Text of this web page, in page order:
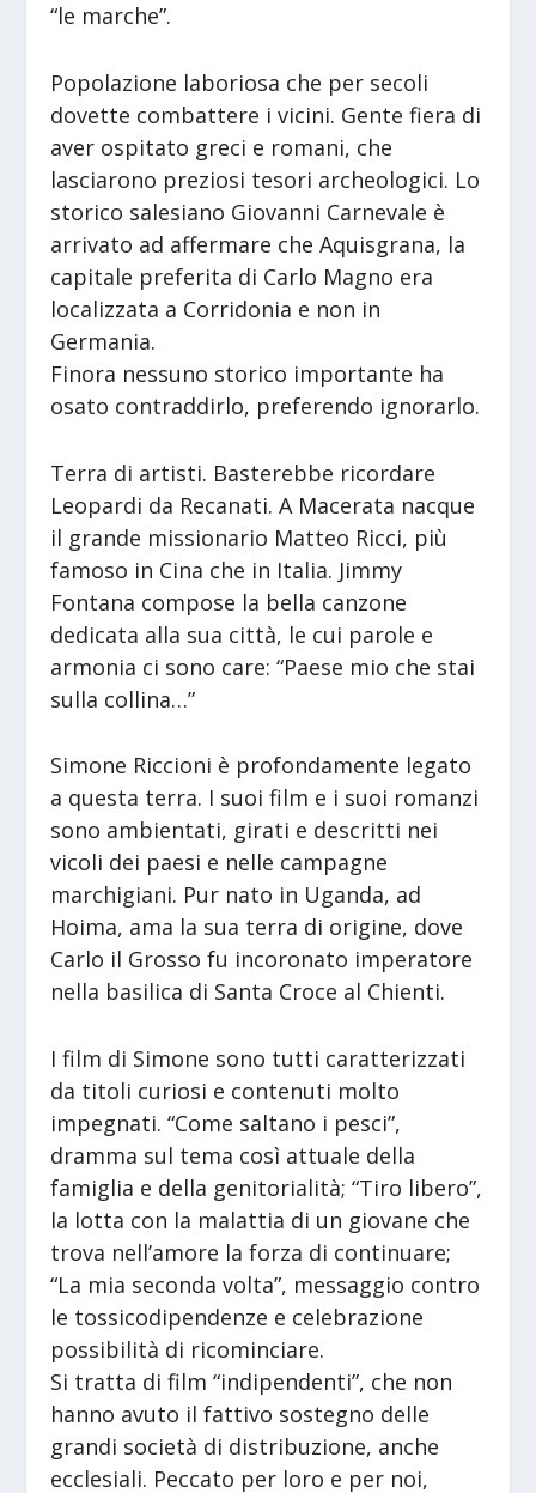
“le marche”.
Popolazione laboriosa che per secoli
dovette combattere i vicini. Gente fiera di
aver ospitato greci e romani, che
lasciarono preziosi tesori archeologici. Lo
storico salesiano Giovanni Carnevale è
arrivato ad affermare che Aquisgrana, la
capitale preferita di Carlo Magno era
localizzata a Corridonia e non in
Germania.
Finora nessuno storico importante ha
osato contraddirlo, preferendo ignorarlo.
Terra di artisti. Basterebbe ricordare
Leopardi da Recanati. A Macerata nacque
il grande missionario Matteo Ricci, più
famoso in Cina che in Italia. Jimmy
Fontana compose la bella canzone
dedicata alla sua città, le cui parole e
armonia ci sono care: “Paese mio che stai
sulla collina…”
Simone Riccioni è profondamente legato
a questa terra. I suoi film e i suoi romanzi
sono ambientati, girati e descritti nei
vicoli dei paesi e nelle campagne
marchigiani. Pur nato in Uganda, ad
Hoima, ama la sua terra di origine, dove
Carlo il Grosso fu incoronato imperatore
nella basilica di Santa Croce al Chienti.
I film di Simone sono tutti caratterizzati
da titoli curiosi e contenuti molto
impegnati. “Come saltano i pesci”,
dramma sul tema così attuale della
famiglia e della genitorialità; “Tiro libero”,
la lotta con la malattia di un giovane che
trova nell’amore la forza di continuare;
“La mia seconda volta”, messaggio contro
le tossicodipendenze e celebrazione
possibilità di ricominciare.
Si tratta di film “indipendenti”, che non
hanno avuto il fattivo sostegno delle
grandi società di distribuzione, anche
ecclesiali. Peccato per loro e per noi,